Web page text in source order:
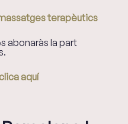
terapèutics
abonaràs la part
aquí